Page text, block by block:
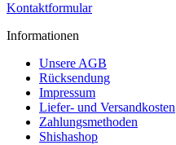
Kontaktformular
Informationen
Unsere AGB
Rücksendung
Impressum
Liefer- und Versandkosten
Zahlungsmethoden
Shishashop